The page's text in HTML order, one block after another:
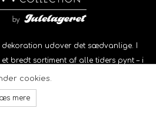
cookies.
mere
dekoration udover det sædvanlige. I
bredt sortiment af alle tiders pynt – i
størrelser.